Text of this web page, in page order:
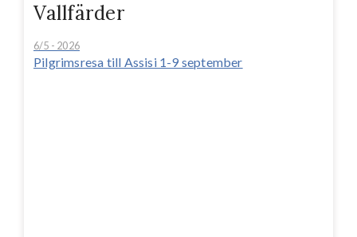
Vallfärder
6/5 - 2026
Pilgrimsresa till Assisi 1-9 september